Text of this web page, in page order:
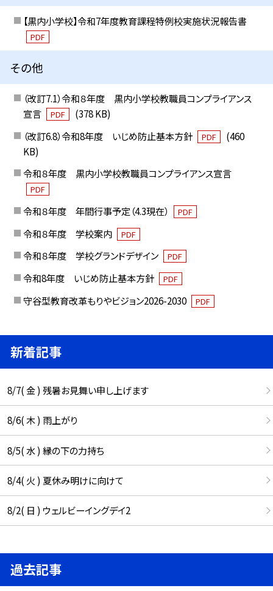
【黒内小学校】令和7年度教育課程特例校実施状況報告書
PDF
その他
（改訂7.1）令和８年度 黒内小学校教職員コンプライアンス
宣言
PDF
(378 KB)
（改訂6.8）令和8年度 いじめ防止基本方針
PDF
(460
KB)
令和８年度 黒内小学校教職員コンプライアンス宣言
PDF
令和８年度 年間行事予定（4.3現在） PDF
令和８年度 学校案内 PDF
令和８年度 学校グランドデザイン PDF
令和8年度 いじめ防止基本方針 PDF
守谷型教育改革もりやビジョン2026-2030 PDF
新着記事
8/7( 金 ) 残暑お見舞い申し上げます
8/6( 木 ) 雨上がり
8/5( 水 ) 縁の下の力持ち
8/4( 火 ) 夏休み明けに向けて
8/2( 日 ) ウェルビーイングデイ2
過去記事